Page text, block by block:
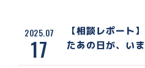
2025.07
17
【相談レポート
たあの日が、い